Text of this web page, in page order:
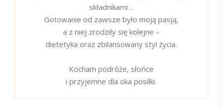
składnikami…
Gotowanie od zawsze było moją pasją,
a z niej zrodziły się kolejne –
dietetyka oraz zbilansowany styl życia.
Kocham podróże, słońce
i przyjemne dla oka posiłki.